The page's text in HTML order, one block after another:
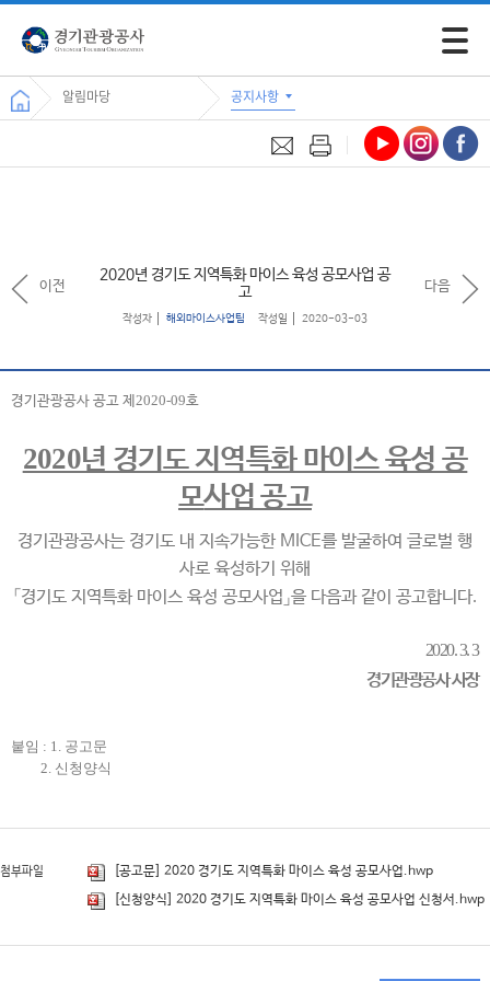
모바일
알림마당 공지사항
2020년 경기도 지역특화 마이스 육성 공모사업 공
고
작성자 해외마이스사업팀 작성일 2020-03-03
이전 다음
경기관광공사 공고 제 2020-09호
2020년 경기도 지역특화 마이스 육성 공
모사업 공고
경기관광공사는 경기도 내 지속가능한 MICE를 발굴하여 글로벌 행
사로 육성하기 위해
「경기도 지역특화 마이스 육성 공모사업」을 다음과 같이 공고합니다.
2020. 3. 3
경기관광공사 사장
붙임 : 1. 공고문
2. 신청양식
첨부파일
[공고문] 2020 경기도 지역특화 마이스 육성 공모사업.hwp
[신청양식] 2020 경기도 지역특화 마이스 육성 공모사업 신청서.hwp